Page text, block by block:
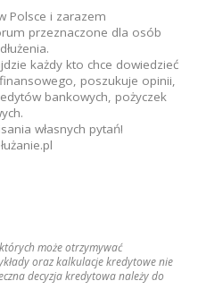
Polsce i zarazem
przeznaczone dla osób
każdy kto chce dowiedzieć
poszukuje opinii,
bankowych, pożyczek
własnych pytań!
może otrzymywać
oraz kalkulacje kredytowe nie
decyzja kredytowa należy do